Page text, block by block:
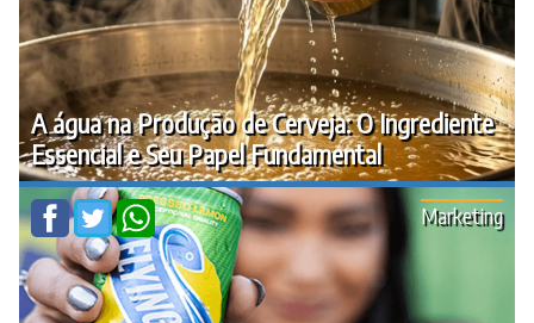
A água na Produção de Cerveja: O Ingrediente
Essencial e Seu Papel Fundamental
Marketing